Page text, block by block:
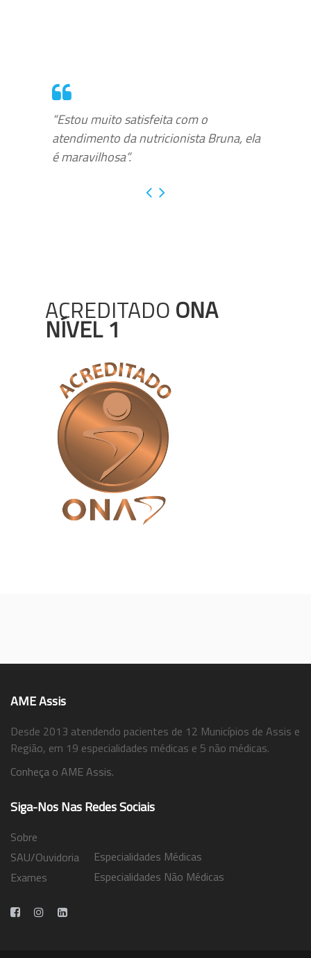
“Estou muito satisfeita com o
atendimento da nutricionista Bruna, ela
é maravilhosa”.
ACREDITADO ONA
NÍVEL 1
AME Assis
Desde 2013 atendendo pacientes de 12 Municípios de Assis e
Região, em 19 especialidades médicas e 5 não médicas.
Conheça o AME Assis.
Siga-Nos Nas Redes Sociais
Sobre
SAU/Ouvidoria
Exames
Especialidades Médicas
Especialidades Não Médicas